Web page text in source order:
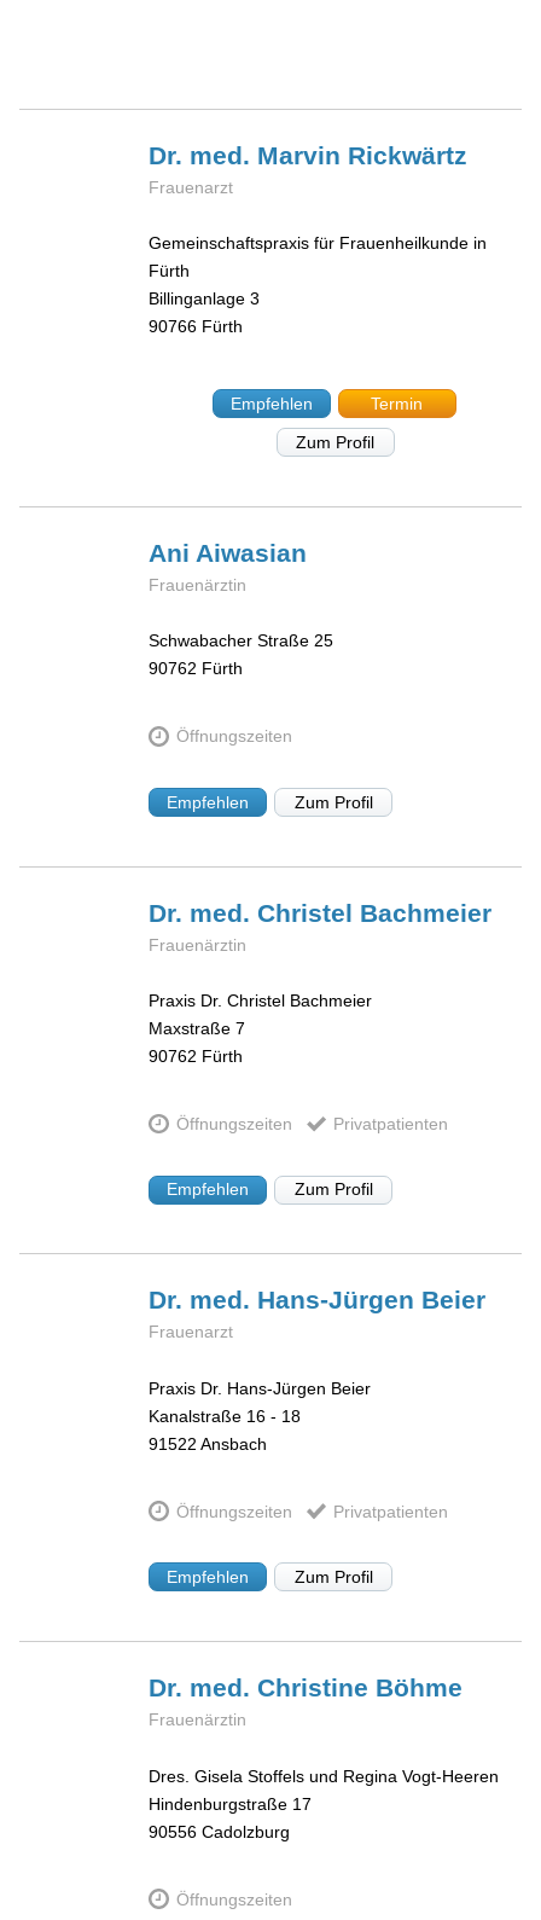
Dr. med. Marvin Rickwärtz
Frauenarzt
Gemeinschaftspraxis für Frauenheilkunde in
Fürth
Billinganlage 3
90766 Fürth
Empfehlen
Termin
Zum Profil
Ani Aiwasian
Frauenärztin
Schwabacher Straße 25
90762 Fürth
Öffnungszeiten
Empfehlen Zum Profil
Dr. med. Christel Bachmeier
Frauenärztin
Praxis Dr. Christel Bachmeier
Maxstraße 7
90762 Fürth
Öffnungszeiten Privatpatienten
Empfehlen Zum Profil
Dr. med. Hans-Jürgen Beier
Frauenarzt
Praxis Dr. Hans-Jürgen Beier
Kanalstraße 16 - 18
91522 Ansbach
Öffnungszeiten Privatpatienten
Empfehlen Zum Profil
Dr. med. Christine Böhme
Frauenärztin
Dres. Gisela Stoffels und Regina Vogt-Heeren
Hindenburgstraße 17
90556 Cadolzburg
Öffnungszeiten